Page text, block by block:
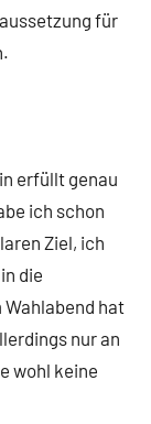
für
erfüllt genau
ich schon
Ziel, ich
die
hat
nur an
wohl keine